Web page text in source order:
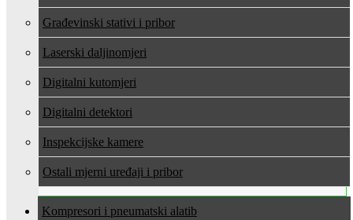
Građevinski stativi i pribor
Laserski daljinomjeri
Digitalni kutomjeri
Digitalni detektori
Inspekcijske kamere
Ostali mjerni uređaji i pribor
Kompresori i pneumatski alati